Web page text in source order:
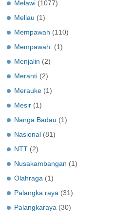
Melawi (1077)
Meliau (1)
Mempawah (110)
Mempawah.
(1)
Menjalin (2)
Meranti (2)
Merauke (1)
Mesir (1)
Nanga Badau (1)
Nasional (81)
NTT (2)
Nusakambangan (1)
Olahraga (1)
Palangka raya (31)
Palangkaraya (30)